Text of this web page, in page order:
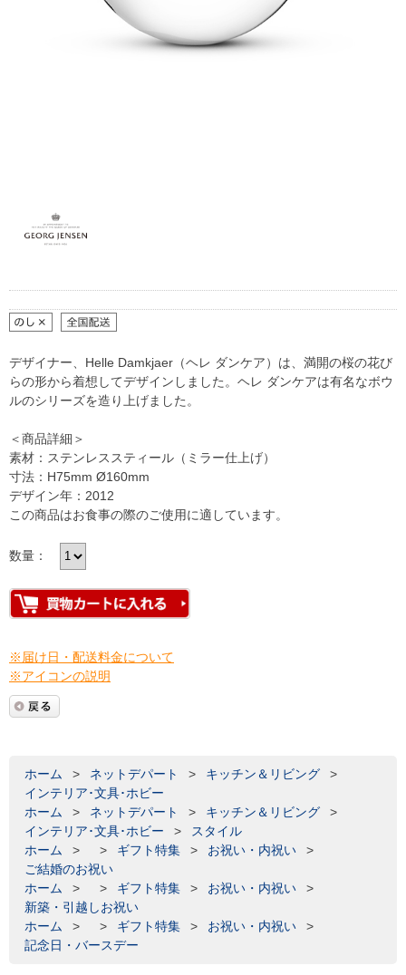
デザイナー、Helle Damkjaer（ヘレ ダンケア）は、満開の桜の花び
らの形から着想してデザインしました。ヘレ ダンケアは有名なボウ
ルのシリーズを造り上げました。
＜商品詳細＞
素材：ステンレススティール（ミラー仕上げ）
寸法：H75mm Ø160mm
デザイン年：2012
この商品はお食事の際のご使用に適しています。
数量：
※届け日・配送料金について
※アイコンの説明
ホーム > ネットデパート > キッチン＆リビング
>
インテリア･文具･ホビー
ホーム
> ネットデパート > キッチン＆リビング
>
インテリア･文具･ホビー
>
スタイル
ホーム
> > ギフト特集 > お祝い・内祝い
>
ご結婚のお祝い
ホーム
> > ギフト特集 > お祝い・内祝い
>
新築・引越しお祝い
ホーム
> > ギフト特集 > お祝い・内祝い
>
記念日・バースデー